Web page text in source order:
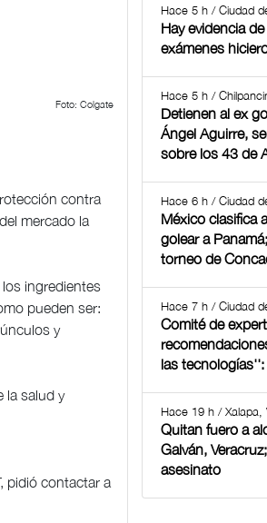
Foto: Colgate
contra
mercado la
ingredientes
pueden ser:
y
la salud y
pidió contactar a
Hace 5 h / Ciudad
Hay evidencia
exámenes
Hace 5 h /
Detienen al ex
Ángel Aguirre,
sobre los 43 de
Hace 6 h / Ciudad
México clasifica
golear a
torneo de
Hace 7 h / Ciudad
Comité de
las
Hace 19 h / Xalapa,
Quitan fuero a
Galván,
asesinato